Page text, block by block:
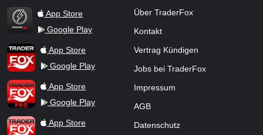
TraderFox Flash
App Store
Google Play
TraderFox AppApp Store
Google Play
TraderFox ProApp Store
Google Play
TraderFox dpa-AFX ProFeed
App Store
Über TraderFox
Kontakt
Vertrag Kündigen
Jobs bei TraderFox
Impressum
AGB
Datenschutz